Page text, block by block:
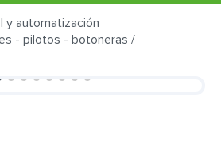
y automatización
- pilotos - botoneras
2.
ceramica
3.
baldosa